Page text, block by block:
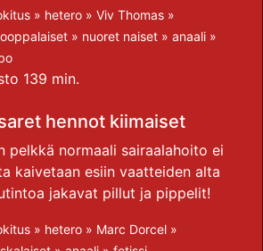
» hetero » Viv Thomas »
» nuoret naiset » anaali »
139 min.
hennot kiimaiset
pelkkä normaali sairaalahoito ei
kaivetaan esiin vaatteiden alta
jakavat pillut ja pippelit!
» hetero » Marc Dorcel »